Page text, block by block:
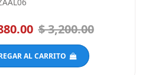
$ 3,200.00
AL CARRITO